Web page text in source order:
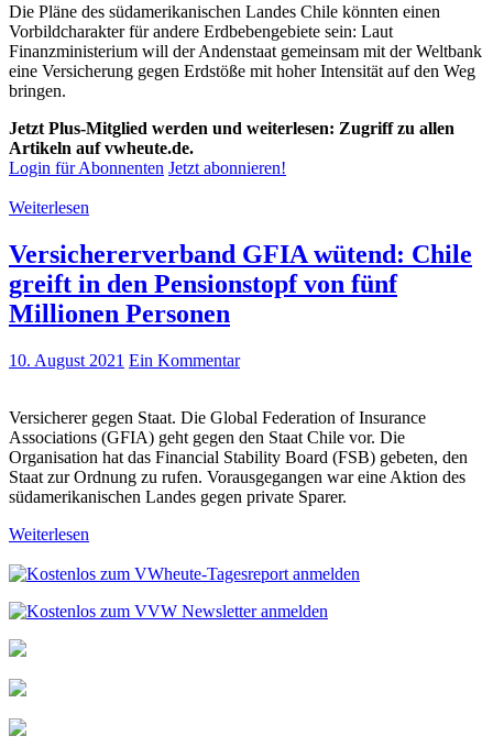
Die Pläne des südamerikanischen Landes Chile könnten einen
Vorbildcharakter für andere Erdbebengebiete sein: Laut
Finanzministerium will der Andenstaat gemeinsam mit der Weltbank
eine Versicherung gegen Erdstöße mit hoher Intensität auf den Weg
bringen.
Jetzt Plus-Mitglied werden und weiterlesen: Zugriff zu allen
Artikeln auf vwheute.de.
Login für Abonnenten Jetzt abonnieren!
Weiterlesen
Versichererverband GFIA wütend: Chile
greift in den Pensionstopf von fünf
Millionen Personen
10. August 2021 Ein Kommentar
Versicherer gegen Staat. Die Global Federation of Insurance
Associations (GFIA) geht gegen den Staat Chile vor. Die
Organisation hat das Financial Stability Board (FSB) gebeten, den
Staat zur Ordnung zu rufen. Vorausgegangen war eine Aktion des
südamerikanischen Landes gegen private Sparer.
Weiterlesen